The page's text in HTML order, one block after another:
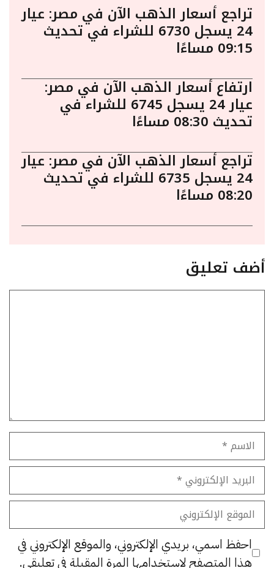
تراجع أسعار الذهب الآن في مصر: عيار
24 يسجل 6730 للشراء في تحديث
09:15 مساءًا
ارتفاع أسعار الذهب الآن في مصر:
عيار 24 يسجل 6745 للشراء في
تحديث 08:30 مساءًا
تراجع أسعار الذهب الآن في مصر: عيار
24 يسجل 6735 للشراء في تحديث
08:20 مساءًا
أضف تعليق
الاسم
البريد
الإلكتروني
الموقع
الإلكتروني
احفظ اسمي، بريدي الإلكتروني، والموقع الإلكتروني في
هذا المتصفح لاستخدامها المرة المقبلة في تعليقي.